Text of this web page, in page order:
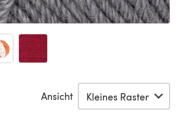
Ansicht